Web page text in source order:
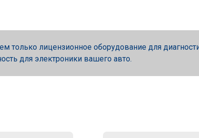
лицензионное оборудование для
для электроники вашего авто.